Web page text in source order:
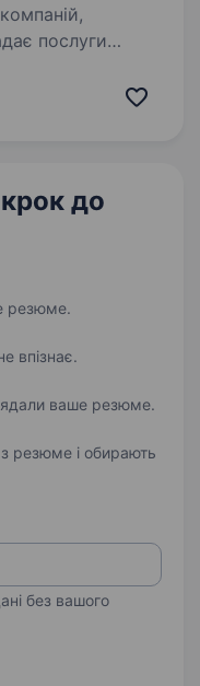
послуги
до
резюме.
впізнає.
ваше резюме.
резюме і обирають
без вашого